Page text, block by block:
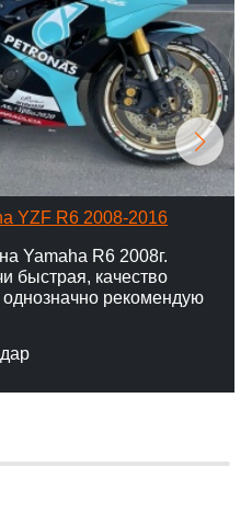
YZF R6 2008-2016
Yamaha R6 2008г.
быстрая, качество
однозначно рекомендую